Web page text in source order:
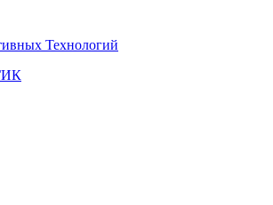
Технологий